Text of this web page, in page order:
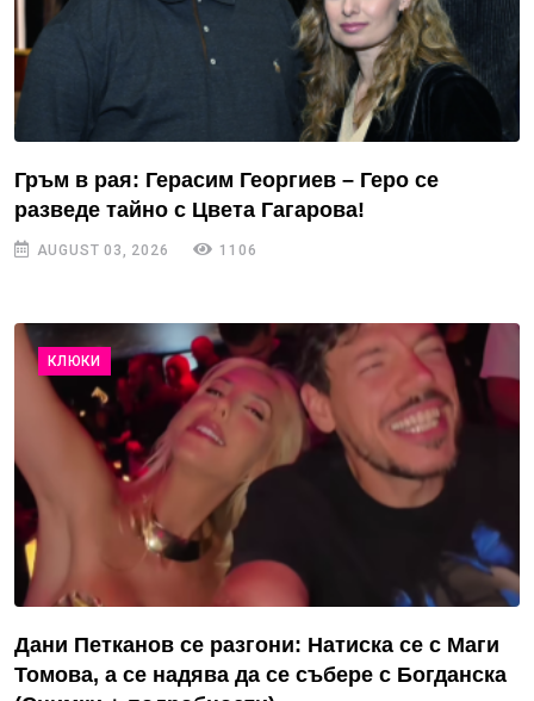
Гръм в рая: Герасим Георгиев – Геро се
разведе тайно с Цвета Гагарова!
AUGUST 03, 2026 1106
КЛЮКИ
Дани Петканов се разгони: Натиска се с Маги
Томова, а се надява да се събере с Богданска